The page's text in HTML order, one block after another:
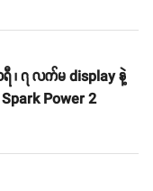
၊ ၇ လက်မ display နဲ့
Power 2